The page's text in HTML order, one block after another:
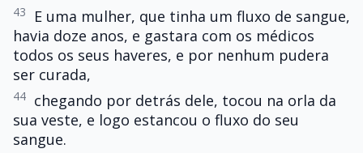
43
E uma mulher, que tinha um fluxo de sangue,
havia doze anos, e gastara com os médicos
todos os seus haveres, e por nenhum pudera
ser curada,
44 chegando por detrás dele, tocou na orla da
sua veste, e logo estancou o fluxo do seu
sangue.